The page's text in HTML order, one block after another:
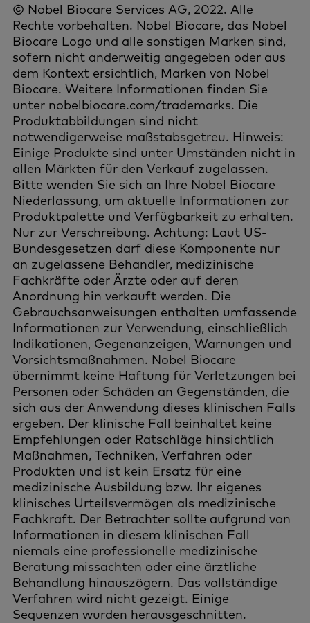
© Nobel Biocare Services AG, 2022. Alle
Rechte vorbehalten. Nobel Biocare, das Nobel
Biocare Logo und alle sonstigen Marken sind,
sofern nicht anderweitig angegeben oder aus
dem Kontext ersichtlich, Marken von Nobel
Biocare. Weitere Informationen finden Sie
unter nobelbiocare.com/trademarks. Die
Produktabbildungen sind nicht
notwendigerweise maßstabsgetreu. Hinweis:
Einige Produkte sind unter Umständen nicht in
allen Märkten für den Verkauf zugelassen.
Bitte wenden Sie sich an Ihre Nobel Biocare
Niederlassung, um aktuelle Informationen zur
Produktpalette und Verfügbarkeit zu erhalten.
Nur zur Verschreibung. Achtung: Laut US-
Bundesgesetzen darf diese Komponente nur
an zugelassene Behandler, medizinische
Fachkräfte oder Ärzte oder auf deren
Anordnung hin verkauft werden. Die
Gebrauchsanweisungen enthalten umfassende
Informationen zur Verwendung, einschließlich
Indikationen, Gegenanzeigen, Warnungen und
Vorsichtsmaßnahmen. Nobel Biocare
übernimmt keine Haftung für Verletzungen bei
Personen oder Schäden an Gegenständen, die
sich aus der Anwendung dieses klinischen Falls
ergeben. Der klinische Fall beinhaltet keine
Empfehlungen oder Ratschläge hinsichtlich
Maßnahmen, Techniken, Verfahren oder
Produkten und ist kein Ersatz für eine
medizinische Ausbildung bzw. Ihr eigenes
klinisches Urteilsvermögen als medizinische
Fachkraft. Der Betrachter sollte aufgrund von
Informationen in diesem klinischen Fall
niemals eine professionelle medizinische
Beratung missachten oder eine ärztliche
Behandlung hinauszögern. Das vollständige
Verfahren wird nicht gezeigt. Einige
Sequenzen wurden herausgeschnitten.